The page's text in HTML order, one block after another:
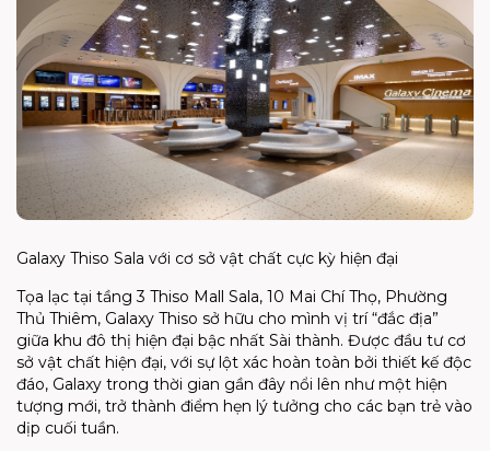
Galaxy Thiso Sala với cơ sở vật chất cực kỳ hiện đại
Tọa lạc tại tầng 3 Thiso Mall Sala, 10 Mai Chí Thọ, Phường
Thủ Thiêm, Galaxy Thiso sở hữu cho mình vị trí “đắc địa”
giữa khu đô thị hiện đại bậc nhất Sài thành. Được đầu tư cơ
sở vật chất hiện đại, với sự lột xác hoàn toàn bởi thiết kế độc
đáo, Galaxy trong thời gian gần đây nổi lên như một hiện
tượng mới, trở thành điểm hẹn lý tưởng cho các bạn trẻ vào
dịp cuối tuần.